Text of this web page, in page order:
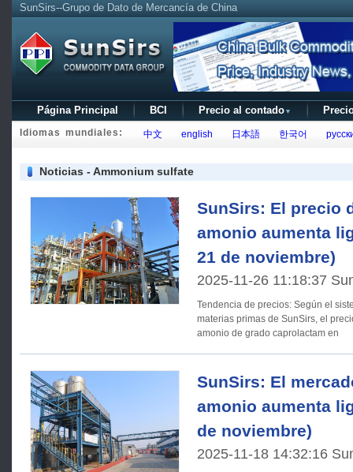
SunSirs--Grupo de Dato de Mercancía de China
Página Principal BCI Precio al contado ▼
Idiomas mundiales: 中文 english 日本語 한국어
Noticias - Ammonium sulfate
SunSirs: El precio
amonio aumenta
21 de noviembre)
2025-11-26 11:18:37
Tendencia de precios: Según el sistema de análisis del mercado de
materias primas de SunSirs, el
amonio de grado caprolactam en
SunSirs: El
amonio aumenta
de noviembre)
2025-11-18 14:32:16